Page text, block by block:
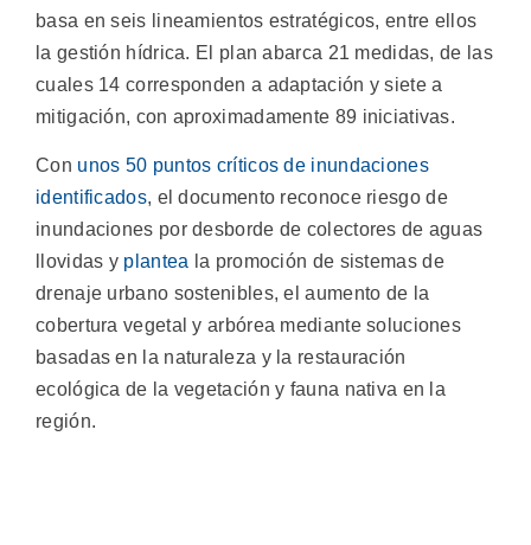
basa en seis lineamientos estratégicos, entre ellos
la gestión hídrica. El plan abarca 21 medidas, de las
cuales 14 corresponden a adaptación y siete a
mitigación, con aproximadamente 89 iniciativas.
Con unos 50 puntos críticos de inundaciones
identificados, el documento reconoce riesgo de
inundaciones por desborde de colectores de aguas
llovidas y plantea la promoción de sistemas de
drenaje urbano sostenibles, el aumento de la
cobertura vegetal y arbórea mediante soluciones
basadas en la naturaleza y la restauración
ecológica de la vegetación y fauna nativa en la
región.